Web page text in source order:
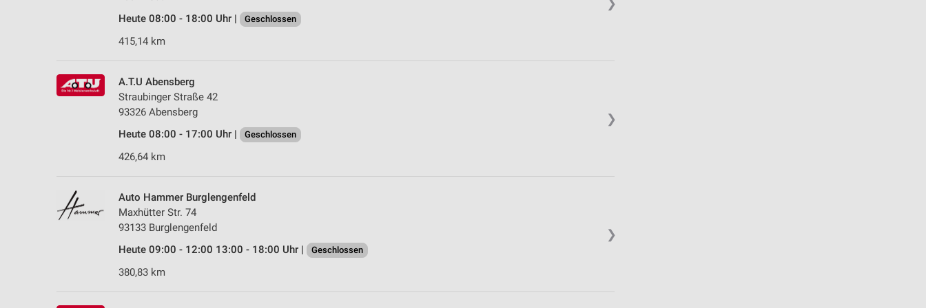
❯
Heute 08:00 - 18:00 Uhr |
Geschlossen
415,14 km
❯
A.T.U Abensberg
Straubinger Straße 42
93326 Abensberg
Heute 08:00 - 17:00 Uhr |
Geschlossen
426,64 km
❯
Auto Hammer Burglengenfeld
Maxhütter Str. 74
93133 Burglengenfeld
Heute 09:00 - 12:00 13:00 - 18:00 Uhr |
Geschlossen
380,83 km